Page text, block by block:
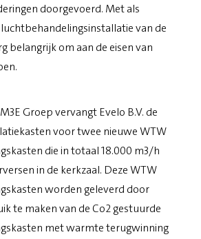
doorgevoerd. Met als
van de
belangrijk om aan de eisen van
Groep vervangt Evelo B.V. de
voor twee nieuwe WTW
die in totaal 18.000 m3/h
in de kerkzaal. Deze WTW
worden geleverd door
te maken van de Co2 gestuurde
met warmte terugwinning